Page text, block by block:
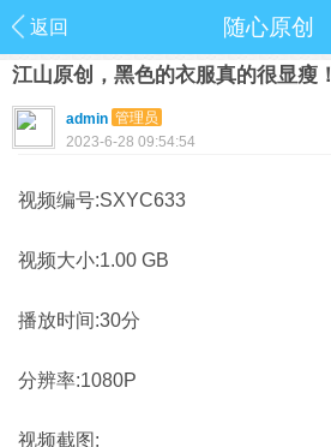
返回 随心原创
江山原创，黑色的衣服真的很显瘦！
admin 管理员
2023-6-28 09:54:54
视频编号:SXYC633
视频大小:1.00 GB
播放时间:30分
分辨率:1080P
视频截图: